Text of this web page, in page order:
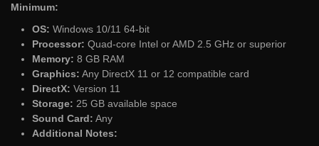
Minimum:
OS: Windows 10/11 64-bit
Processor: Quad-core Intel or AMD 2.5 GHz or superior
Memory: 8 GB RAM
Graphics: Any DirectX 11 or 12 compatible card
DirectX: Version 11
Storage: 25 GB available space
Sound Card: Any
Additional Notes: